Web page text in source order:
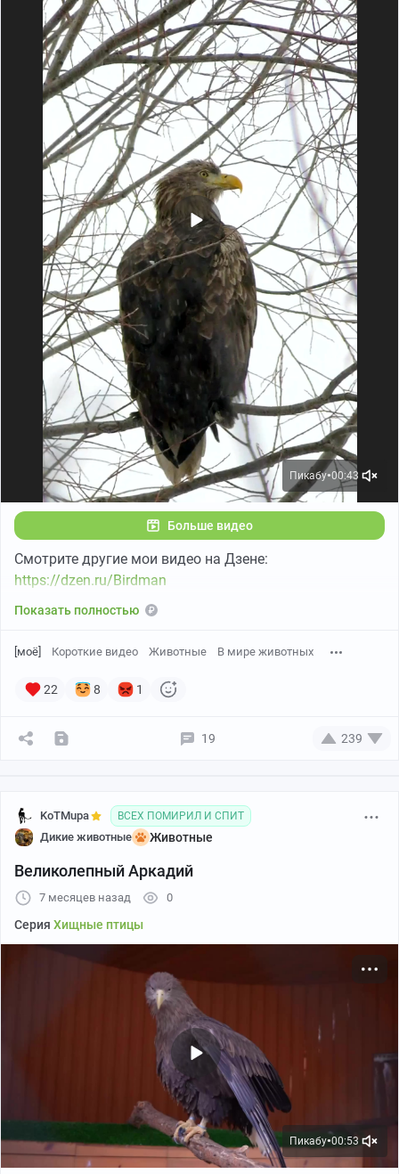
красивая страна»
Место съёмки: Астраханская область.Источник
Пикабу●00:43
Больше видео
Смотрите другие мои видео на Дзене:
https://dzen.ru/Birdman
Показать полностью
[моё] Короткие видео Животные В мире животных
22 8 1
19 239
KoTMupa ВСЕХ ПОМИРИЛ И СПИТ
Дикие животные Животные
Великолепный Аркадий
7 месяцев назад 0
Серия Хищные птицы
Пикабу●00:53